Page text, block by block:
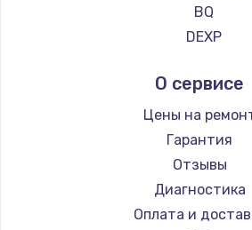
Ремонт разъема
Заказать
Замена
2100 руб.
Заказать
Ремонт
Ремонт смартфонов
Ремонт смартфонов
Ремонт смартфонов
Ремонт
Ремонт
Ремонт
Ремонт
BQ
DEXP
Ginzzu
Highscreen
Irbis
Kyocera
LeEco
OnePlus
О сервисе
Цены на
Гарантия
Отзывы
Диагностика
Оплата и